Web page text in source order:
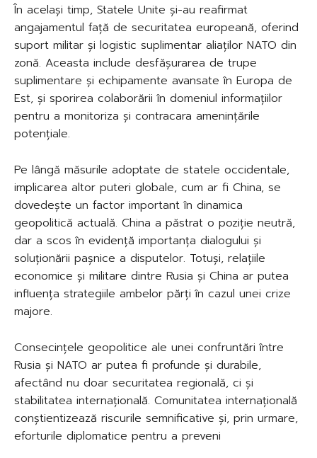
În același timp, Statele Unite și-au reafirmat
angajamentul față de securitatea europeană, oferind
suport militar și logistic suplimentar aliaților NATO din
zonă. Aceasta include desfășurarea de trupe
suplimentare și echipamente avansate în Europa de
Est, și sporirea colaborării în domeniul informațiilor
pentru a monitoriza și contracara amenințările
potențiale.
Pe lângă măsurile adoptate de statele occidentale,
implicarea altor puteri globale, cum ar fi China, se
dovedește un factor important în dinamica
geopolitică actuală. China a păstrat o poziție neutră,
dar a scos în evidență importanța dialogului și
soluționării pașnice a disputelor. Totuși, relațiile
economice și militare dintre Rusia și China ar putea
influența strategiile ambelor părți în cazul unei crize
majore.
Consecințele geopolitice ale unei confruntări între
Rusia și NATO ar putea fi profunde și durabile,
afectând nu doar securitatea regională, ci și
stabilitatea internațională. Comunitatea internațională
conștientizează riscurile semnificative și, prin urmare,
eforturile diplomatice pentru a preveni